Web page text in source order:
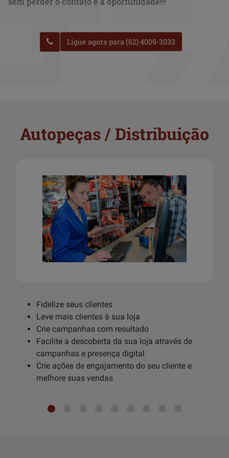
Ligue agora para (62) 4009-3033
Autopeças / Distribuição
Fidelize seus clientes
Leve mais clientes à sua loja
Crie campanhas com resultado
Facilite a descoberta da sua loja através de
campanhas e presença digital
Crie ações de engajamento do seu cliente e
melhore suas vendas